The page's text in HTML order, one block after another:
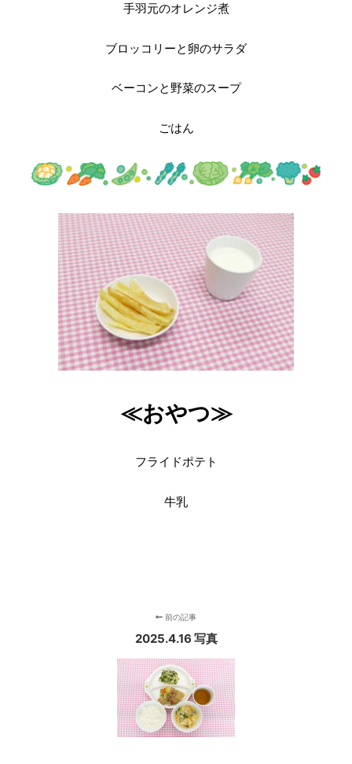
手羽元のオレンジ煮
ブロッコリーと卵のサラダ
ベーコンと野菜のスープ
ごはん
≪おやつ≫
フライドポテト
牛乳
前の記事
2025.4.16 写真